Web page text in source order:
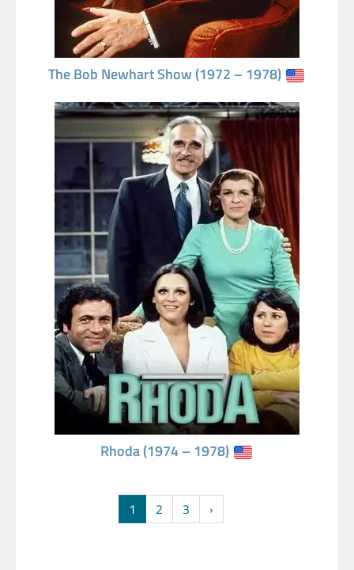
The Bob Newhart Show (1972 – 1978)
Rhoda (1974 – 1978)
1 2 3 ›